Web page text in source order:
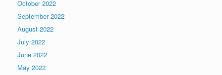
October 2022
September 2022
August 2022
July 2022
June 2022
May 2022